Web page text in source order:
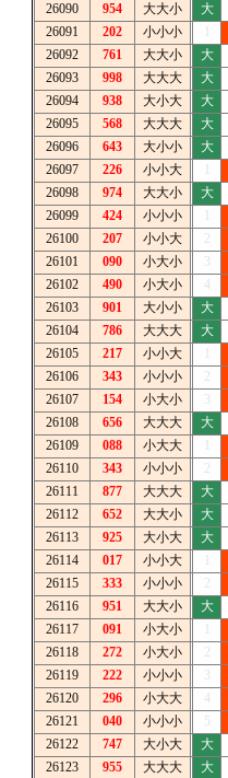
26090
954 大大小 大
26091
202 小小小
26092
761 大大小 大
26093
998 大大大 大
26094
938 大小大 大
26095
568 大大大 大
26096
643 大小小 大
26097
226 小小大
26098
974 大大小 大
26099
424 小小小
26100
207 小小大 2
26101
090 小大小
26102
490 小大小 4
26103
901 大小小 大
26104
786 大大大 大
26105
217 小小大
26106
343 小小小 2
26107
154 小大小
26108
656 大大大 大
26109
088 小大大
26110
343 小小小 2
26111
877 大大大 大
26112
652 大大小 大
26113
925 大小大 大
26114
017 小小大
26115
333 小小小 2
26116
951 大大小 大
26117
091 小大小
26118
272 小大小 2
26119
222 小小小
26120
296 小大大 4
26121
040 小小小 5
26122
747 大小大 大
26123
955 大大大 大